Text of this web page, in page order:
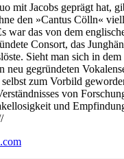
mit Jacobs geprägt hat,
den »Cantus Cölln«
war das von dem
Consort, das
Sieht man sich in
neu gegründeten
zum Vorbild
von
und